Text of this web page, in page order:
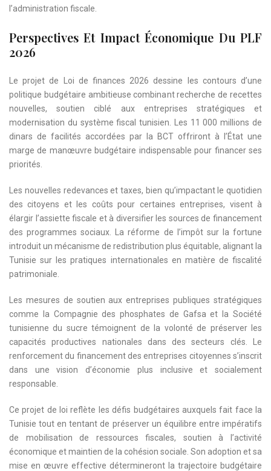
l’administration fiscale.
Perspectives Et Impact Économique Du PLF
2026
Le projet de Loi de finances 2026 dessine les contours d’une
politique budgétaire ambitieuse combinant recherche de recettes
nouvelles, soutien ciblé aux entreprises stratégiques et
modernisation du système fiscal tunisien. Les 11 000 millions de
dinars de facilités accordées par la BCT offriront à l’État une
marge de manœuvre budgétaire indispensable pour financer ses
priorités.
Les nouvelles redevances et taxes, bien qu’impactant le quotidien
des citoyens et les coûts pour certaines entreprises, visent à
élargir l’assiette fiscale et à diversifier les sources de financement
des programmes sociaux. La réforme de l’impôt sur la fortune
introduit un mécanisme de redistribution plus équitable, alignant la
Tunisie sur les pratiques internationales en matière de fiscalité
patrimoniale.
Les mesures de soutien aux entreprises publiques stratégiques
comme la Compagnie des phosphates de Gafsa et la Société
tunisienne du sucre témoignent de la volonté de préserver les
capacités productives nationales dans des secteurs clés. Le
renforcement du financement des entreprises citoyennes s’inscrit
dans une vision d’économie plus inclusive et socialement
responsable.
Ce projet de loi reflète les défis budgétaires auxquels fait face la
Tunisie tout en tentant de préserver un équilibre entre impératifs
de mobilisation de ressources fiscales, soutien à l’activité
économique et maintien de la cohésion sociale. Son adoption et sa
mise en œuvre effective détermineront la trajectoire budgétaire